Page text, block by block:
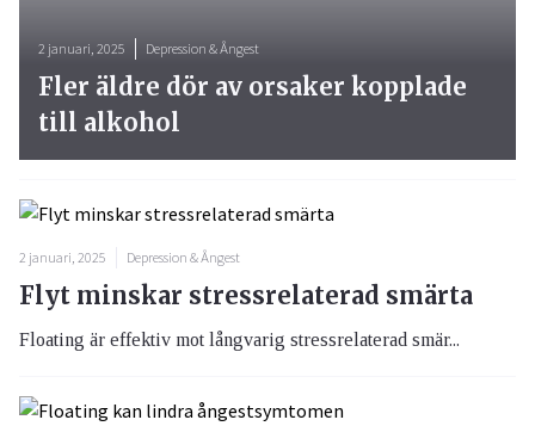
2 januari, 2025 Depression & Ångest
Flyt minskar stressrelaterad smärta
Floating är effektiv mot långvarig stressrelaterad smär...
2 januari, 2025 Depression & Ångest
Fler äldre dör av orsaker kopplade
till alkohol